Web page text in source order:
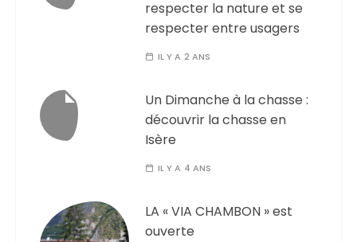
respecter la nature et se
respecter entre usagers
IL Y A 2 ANS
Un Dimanche à la chasse :
découvrir la chasse en
Isère
IL Y A 4 ANS
LA « VIA CHAMBON » est
ouverte